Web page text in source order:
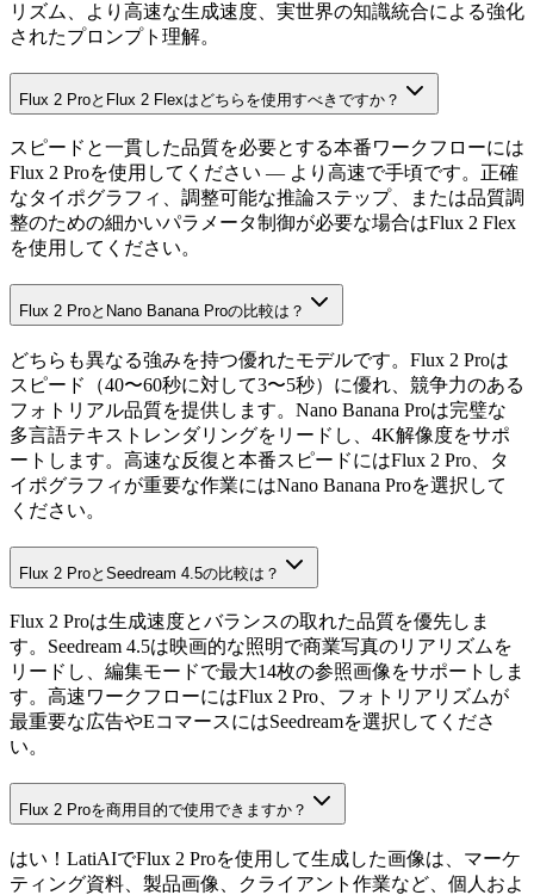
リズム、より高速な生成速度、実世界の知識統合による強化
されたプロンプト理解。
Flux 2 ProとFlux 2 Flexはどちらを使用すべきですか？
スピードと一貫した品質を必要とする本番ワークフローには
Flux 2 Proを使用してください — より高速で手頃です。正確
なタイポグラフィ、調整可能な推論ステップ、または品質調
整のための細かいパラメータ制御が必要な場合はFlux 2 Flex
を使用してください。
Flux 2 ProとNano Banana Proの比較は？
どちらも異なる強みを持つ優れたモデルです。Flux 2 Proは
スピード（40〜60秒に対して3〜5秒）に優れ、競争力のある
フォトリアル品質を提供します。Nano Banana Proは完璧な
多言語テキストレンダリングをリードし、4K解像度をサポ
ートします。高速な反復と本番スピードにはFlux 2 Pro、タ
イポグラフィが重要な作業にはNano Banana Proを選択して
ください。
Flux 2 ProとSeedream 4.5の比較は？
Flux 2 Proは生成速度とバランスの取れた品質を優先しま
す。Seedream 4.5は映画的な照明で商業写真のリアリズムを
リードし、編集モードで最大14枚の参照画像をサポートしま
す。高速ワークフローにはFlux 2 Pro、フォトリアリズムが
最重要な広告やEコマースにはSeedreamを選択してくださ
い。
Flux 2 Proを商用目的で使用できますか？
はい！LatiAIでFlux 2 Proを使用して生成した画像は、マーケ
ティング資料、製品画像、クライアント作業など、個人およ